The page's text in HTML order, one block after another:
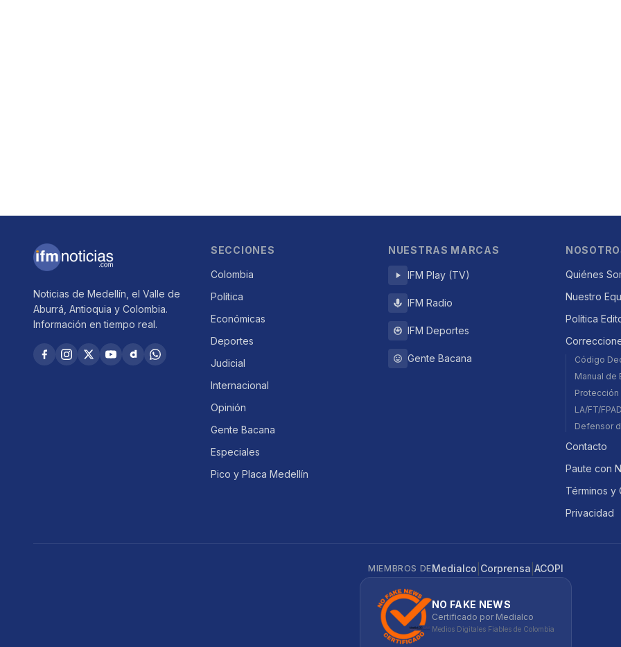
Noticias de Medellín, el Valle de
Aburrá, Antioquia y Colombia.
Información en tiempo real.
SECCIONES
Colombia
Política
Económicas
Deportes
Judicial
Internacional
Opinión
Gente Bacana
Especiales
Pico y Placa Medellín
NUESTRAS MARCAS
IFM Play (TV)
IFM Radio
IFM Deportes
Gente Bacana
Quiénes
Nuestro
Política
Código
Manual de
LA/FT/
Defensor
Contacto
Paute con
Términos y
Privacidad
MIEMBROS DEMedialco Corprensa ACOPI
NO FAKE NEWS
Certificado por Medialco
Medios Digitales Fiables de Colombia